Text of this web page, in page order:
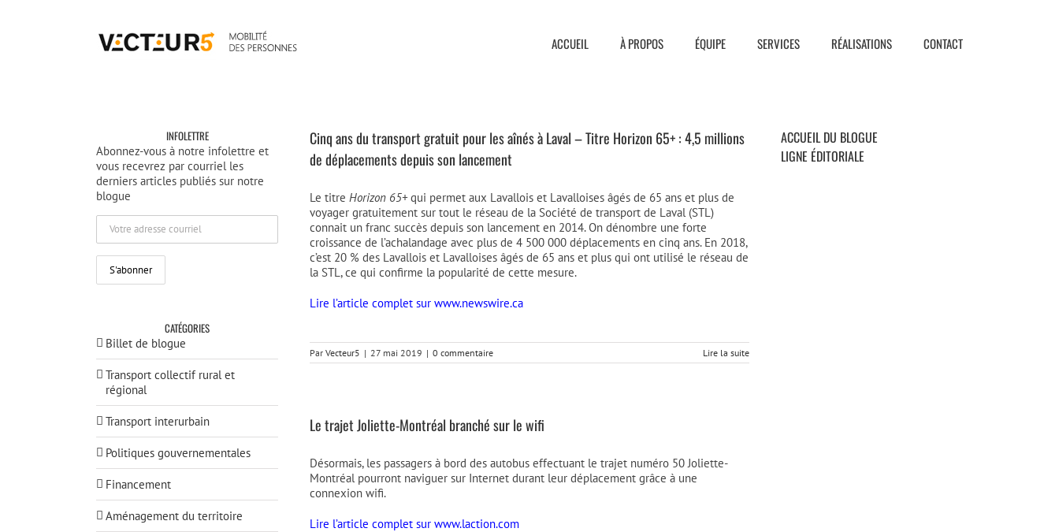
ACCUEIL À PROPOS ÉQUIPE SERVICES RÉALISATIONS CONTACT
Cinq ans du transport gratuit pour les aînés à Laval – Titre Horizon 65+ : 4,5 millions
de déplacements depuis son lancement
Le titre Horizon 65+qui permet aux Lavallois et Lavalloises âgés de 65 ans et plus de
voyager gratuitement sur tout le réseau de la Société de transport de Laval (STL)
connait un franc succès depuis son lancement en 2014. On dénombre une forte
croissance de l’achalandage avec plus de 4 500 000 déplacements en cinq ans. En 2018,
c’est 20 % des Lavallois et Lavalloises âgés de 65 ans et plus qui ont utilisé le réseau de
la STL, ce qui confirme la popularité de cette mesure.
Lire l’article complet sur www.newswire.ca
Par Vecteur5 | 27 mai 2019 | 0 commentaire Lire la suite
Le trajet Joliette-Montréal branché sur le wifi
Désormais, les passagers à bord des autobus effectuant le trajet numéro 50 Joliette-
Montréal pourront naviguer sur Internet durant leur déplacement grâce à une
connexion wifi.
Lire l’article complet sur www.laction.com
INFOLETTRE
Abonnez-vous à notre infolettre et
vous recevrez par courriel les
derniers articles publiés sur notre
blogue
CATÉGORIES
Billet de blogue
Transport collectif rural et
régional
Transport interurbain
Politiques gouvernementales
Financement
Aménagement du territoire
ACCUEIL DU BLOGUE
LIGNE ÉDITORIALE